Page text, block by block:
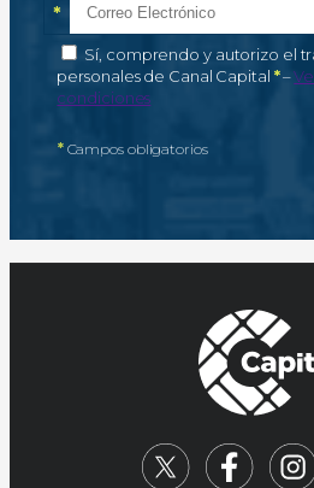
Correo electrónico
*Campo obligatorio
Autorización de tratamiento de
Sí, comprendo y autorizo el
personales de Canal Capital *–
condiciones
*Campos obligatorios